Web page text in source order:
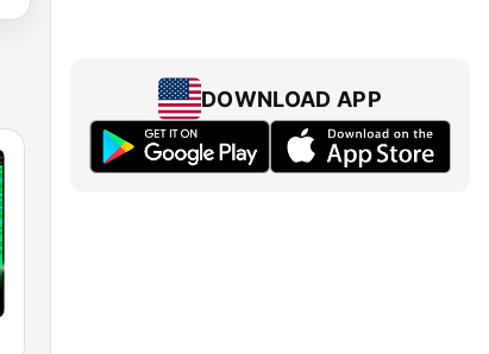
DOWNLOAD APP